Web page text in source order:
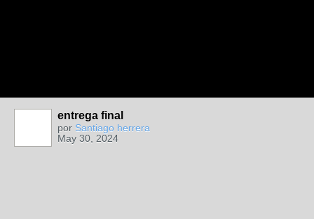
entrega final
por Santiago herrera
May 30, 2024